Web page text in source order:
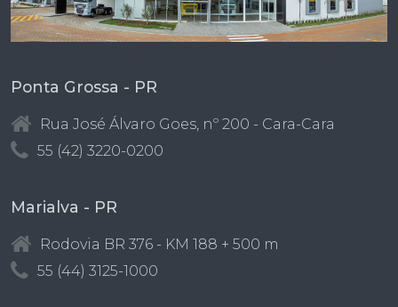
Ponta Grossa - PR
Rua José Álvaro Goes, nº 200 - Cara-Cara
55 (42) 3220-0200
Marialva - PR
Rodovia BR 376 - KM 188 + 500 m
55 (44) 3125-1000